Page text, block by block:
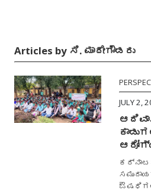
Articles by ಸಿ. ಮಾದೇಗೌಡರು
JULY 2,